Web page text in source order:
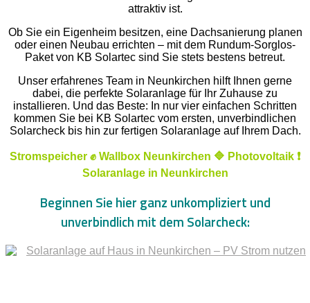
attraktiv ist.
Ob Sie ein Eigenheim besitzen, eine Dachsanierung planen
oder einen Neubau errichten – mit dem Rundum-Sorglos-
Paket von KB Solartec sind Sie stets bestens betreut.
Unser erfahrenes Team in Neunkirchen hilft Ihnen gerne
dabei, die perfekte Solaranlage für Ihr Zuhause zu
installieren. Und das Beste: In nur vier einfachen Schritten
kommen Sie bei KB Solartec vom ersten, unverbindlichen
Solarcheck bis hin zur fertigen Solaranlage auf Ihrem Dach.
Stromspeicher ✊ Wallbox Neunkirchen 🔷 Photovoltaik ❗
Solaranlage in Neunkirchen
Beginnen Sie hier ganz unkompliziert und
unverbindlich mit dem Solarcheck: